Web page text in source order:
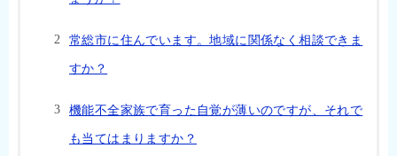
常総市に住んでいます。地域に関係なく相談できま
すか？
機能不全家族で育った自覚が薄いのですが、それで
も当てはまりますか？